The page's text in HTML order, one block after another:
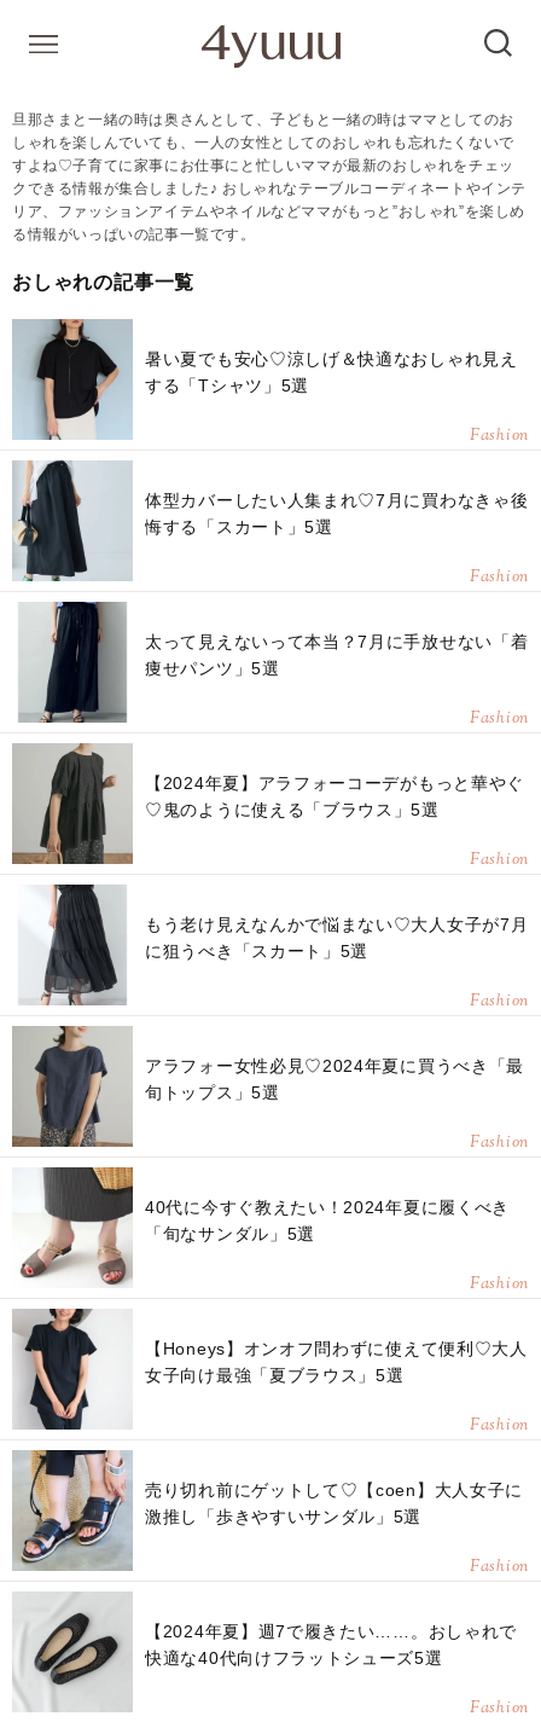
旦那さまと一緒の時は奥さんとして、子どもと一緒の時はママとしてのお
しゃれを楽しんでいても、一人の女性としてのおしゃれも忘れたくないで
すよね♡子育てに家事にお仕事にと忙しいママが最新のおしゃれをチェッ
クできる情報が集合しました♪ おしゃれなテーブルコーディネートやインテ
リア、ファッションアイテムやネイルなどママがもっと”おしゃれ”を楽しめ
る情報がいっぱいの記事一覧です。
おしゃれの記事一覧
暑い夏でも安心♡涼しげ＆快適なおしゃれ見え
する「Tシャツ」5選
Fashion
体型カバーしたい人集まれ♡7月に買わなきゃ後
悔する「スカート」5選
Fashion
太って見えないって本当？7月に手放せない「着
痩せパンツ」5選
Fashion
【2024年夏】アラフォーコーデがもっと華やぐ
♡鬼のように使える「ブラウス」5選
Fashion
もう老け見えなんかで悩まない♡大人女子が7月
に狙うべき「スカート」5選
Fashion
アラフォー女性必見♡2024年夏に買うべき「最
旬トップス」5選
Fashion
40代に今すぐ教えたい！2024年夏に履くべき
「旬なサンダル」5選
Fashion
【Honeys】オンオフ問わずに使えて便利♡大人
女子向け最強「夏ブラウス」5選
Fashion
売り切れ前にゲットして♡【coen】大人女子に
激推し「歩きやすいサンダル」5選
Fashion
【2024年夏】週7で履きたい……。おしゃれで
快適な40代向けフラットシューズ5選
Fashion